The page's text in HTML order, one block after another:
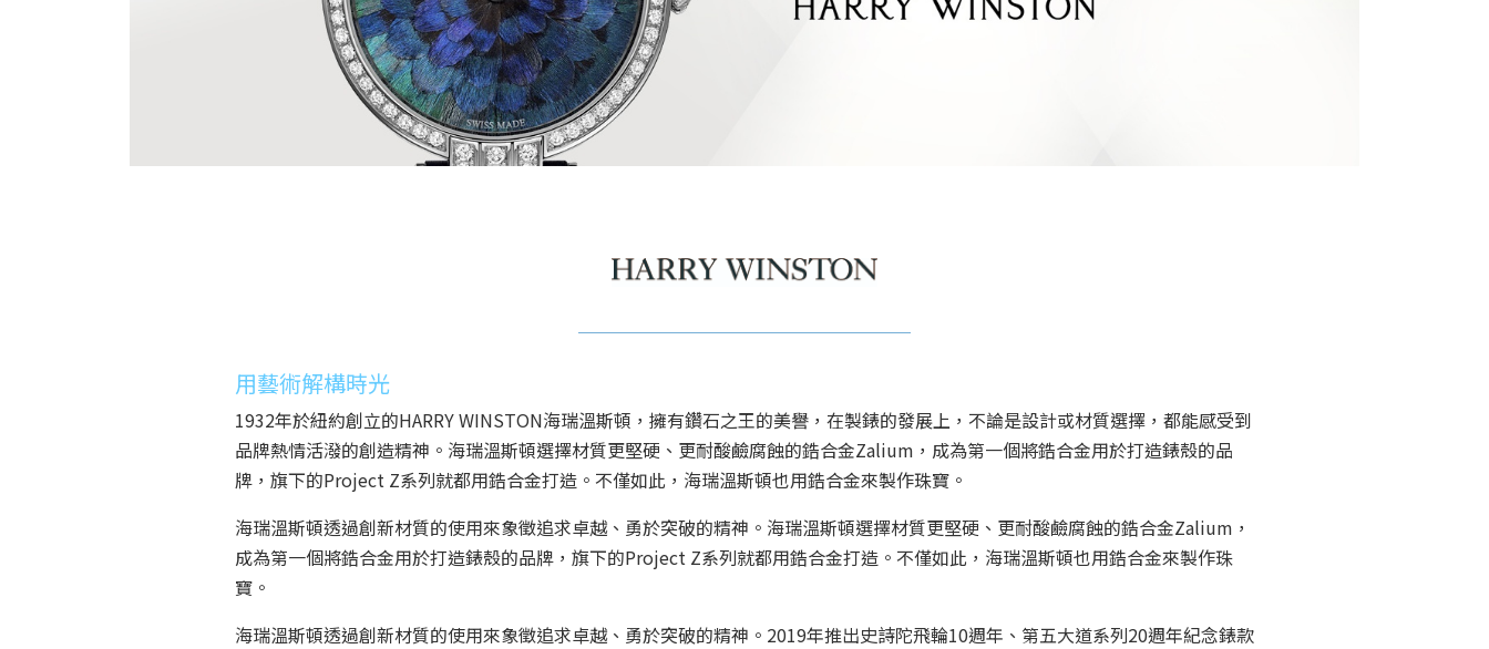
用藝術解構時光
1932年於紐約創立的HARRY WINSTON海瑞溫斯頓，擁有鑽石之王的美譽，在製錶的發展上，不論是設計或材質選擇，都能感受到
品牌熱情活潑的創造精神。海瑞溫斯頓選擇材質更堅硬、更耐酸鹼腐蝕的鋯合金Zalium，成為第一個將鋯合金用於打造錶殼的品
牌，旗下的Project Z系列就都用鋯合金打造。不僅如此，海瑞溫斯頓也用鋯合金來製作珠寶。
海瑞溫斯頓透過創新材質的使用來象徵追求卓越、勇於突破的精神。海瑞溫斯頓選擇材質更堅硬、更耐酸鹼腐蝕的鋯合金Zalium，
成為第一個將鋯合金用於打造錶殼的品牌，旗下的Project Z系列就都用鋯合金打造。不僅如此，海瑞溫斯頓也用鋯合金來製作珠
寶。
海瑞溫斯頓透過創新材質的使用來象徵追求卓越、勇於突破的精神。2019年推出史詩陀飛輪10週年、第五大道系列20週年紀念錶款